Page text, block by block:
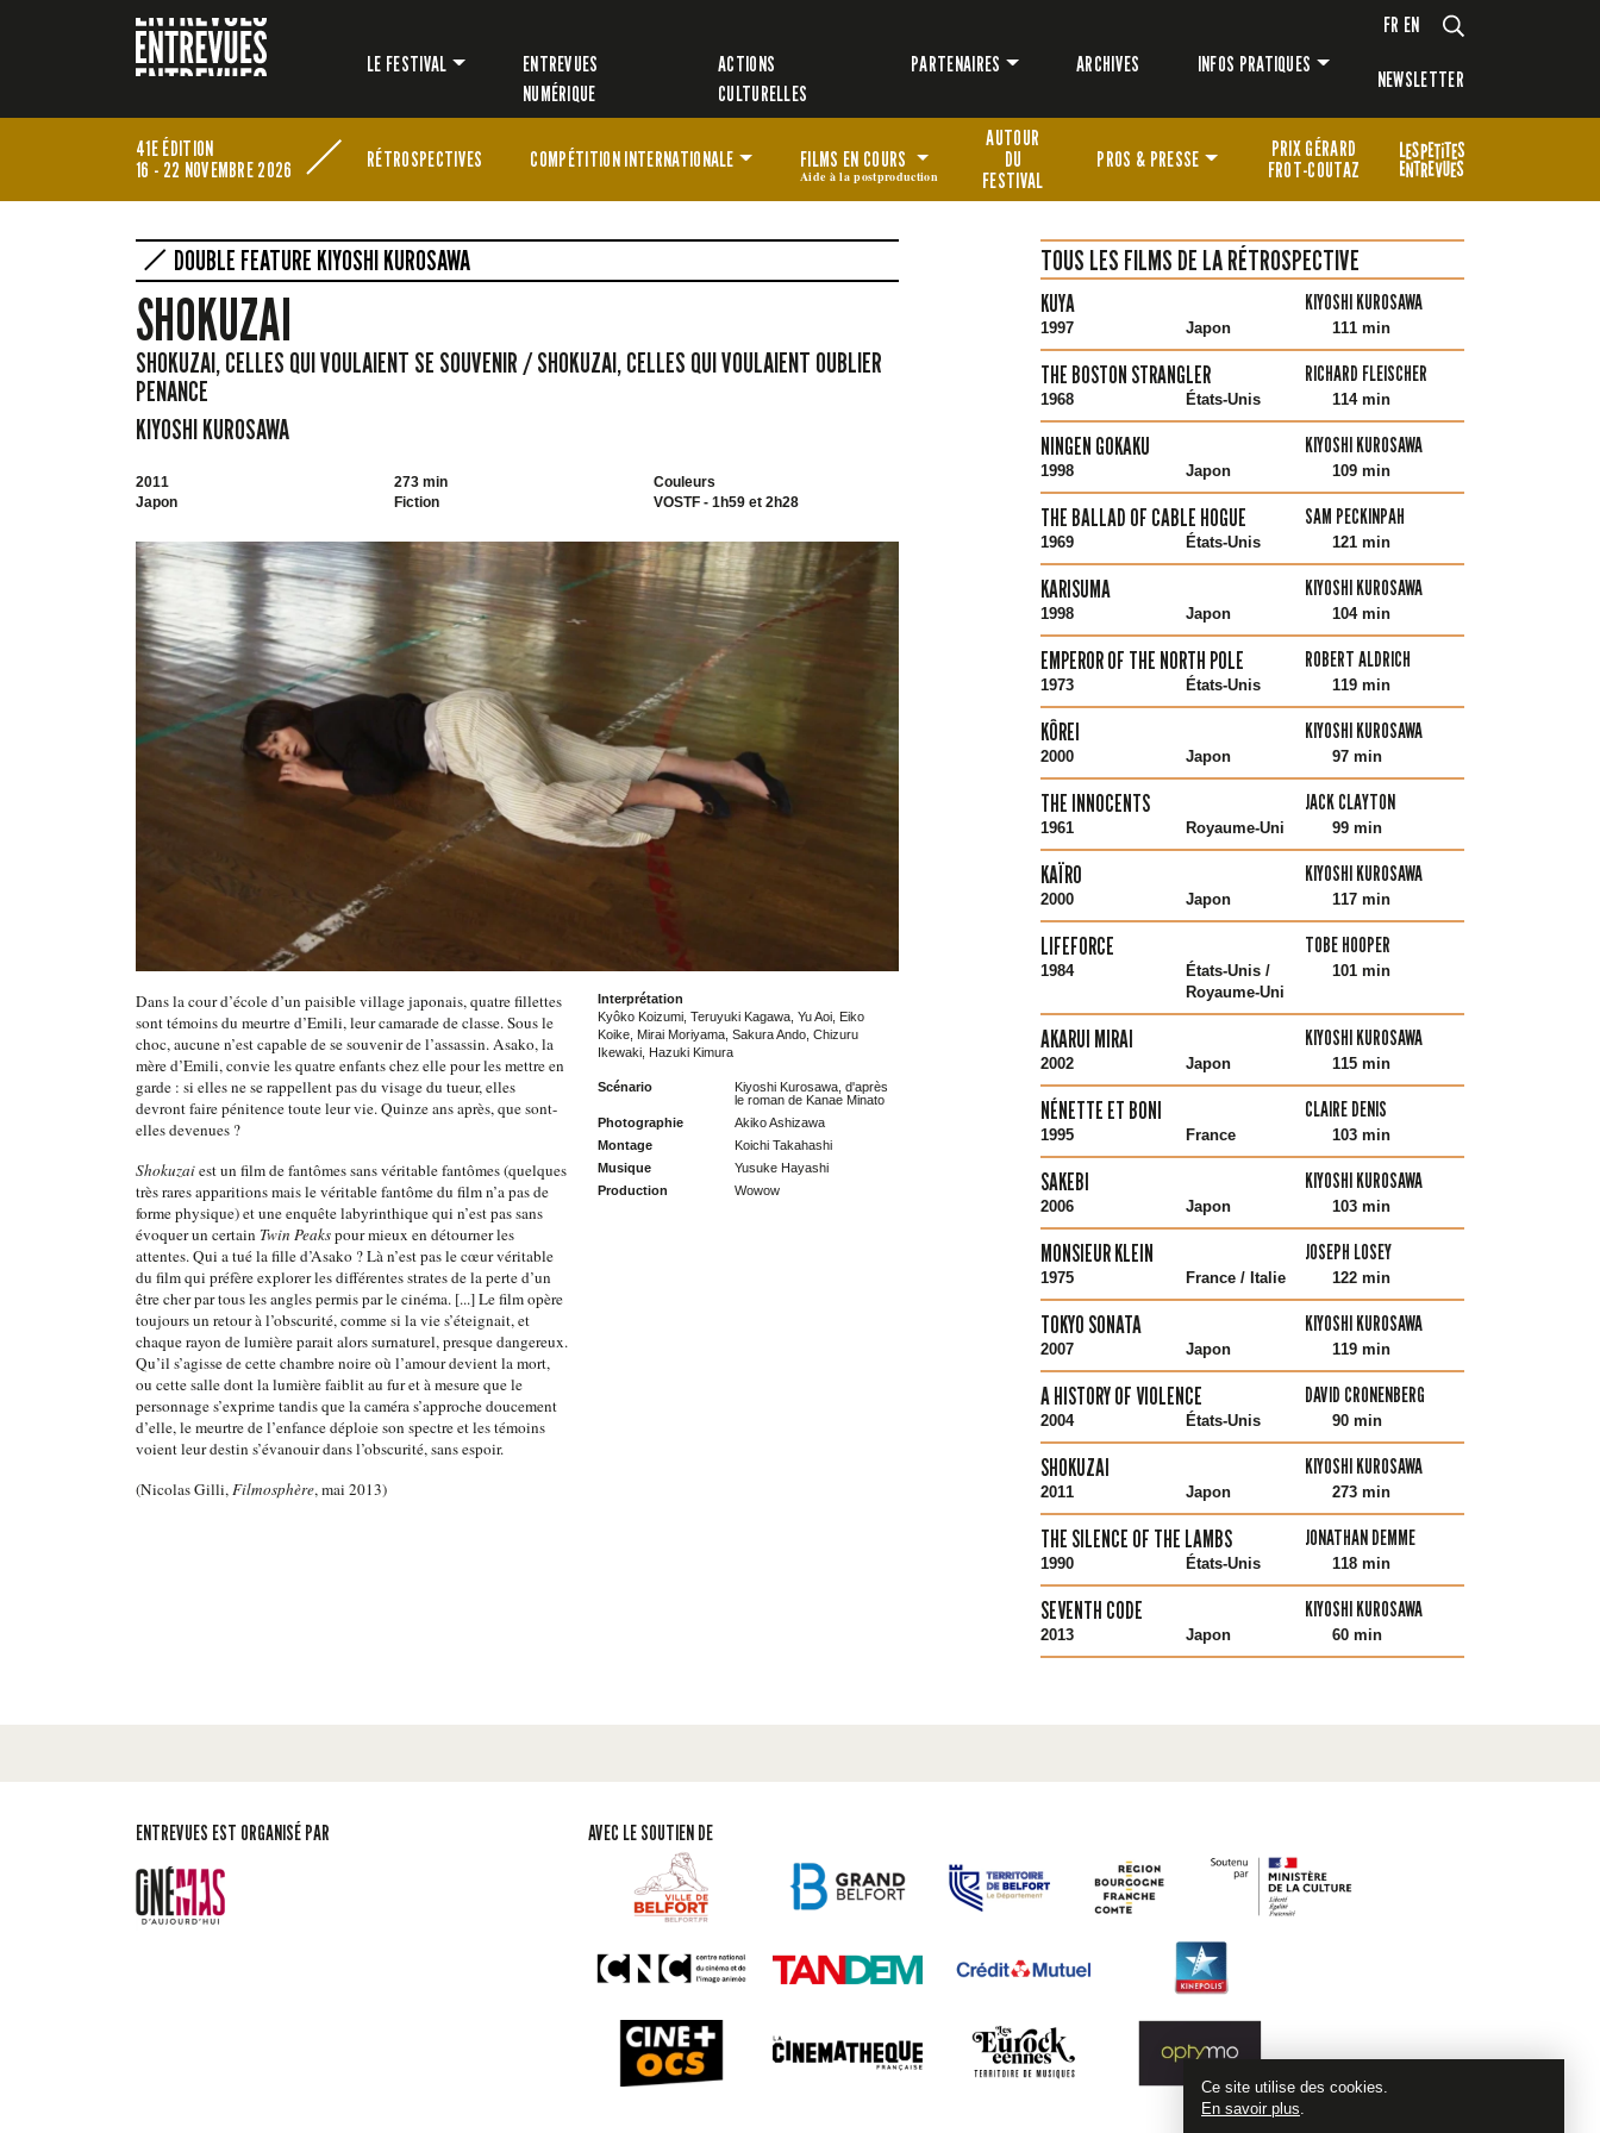
FR EN
LE FESTIVAL
ENTREVUES
NUMÉRIQUE
ACTIONS
CULTURELLES
PARTENAIRES ARCHIVES INFOS PRATIQUES
NEWSLETTER
41E ÉDITION
16 - 22 NOVEMBRE 2026
RÉTROSPECTIVES COMPÉTITIONINTERNATIONALE FILMS EN COURS
Aide à la postproduction
AUTOUR
DU
FESTIVAL
PROS & PRESSE
PRIX GÉRARD
FROT-COUTAZ
DOUBLE FEATURE KIYOSHI KUROSAWA
SHOKUZAI
SHOKUZAI, CELLES QUI VOULAIENT SE SOUVENIR / SHOKUZAI, CELLES QUI VOULAIENT OUBLIER
PENANCE
KIYOSHI KUROSAWA
2011
Japon
273 min
Fiction
Couleurs
VOSTF - 1h59 et 2h28
Dans la cour d’école d’un paisible village japonais, quatre fillettes
sont témoins du meurtre d’Emili, leur camarade de classe. Sous le
choc, aucune n’est capable de se souvenir de l’assassin. Asako, la
mère d’Emili, convie les quatre enfants chez elle pour les mettre en
garde : si elles ne se rappellent pas du visage du tueur, elles
devront faire pénitence toute leur vie. Quinze ans après, que sont-
elles devenues ?
Shokuzaiest un film de fantômes sans véritable fantômes (quelques
très rares apparitions mais le véritable fantôme du film n’a pas de
forme physique) et une enquête labyrinthique qui n’est pas sans
évoquer un certain Twin Peakspour mieux en détourner les
attentes. Qui a tué la fille d’Asako ? Là n’est pas le cœur véritable
du film qui préfère explorer les différentes strates de la perte d’un
être cher par tous les angles permis par le cinéma. [...] Le film opère
toujours un retour à l’obscurité, comme si la vie s’éteignait, et
chaque rayon de lumière parait alors surnaturel, presque dangereux.
Qu’il s’agisse de cette chambre noire où l’amour devient la mort,
ou cette salle dont la lumière faiblit au fur et à mesure que le
personnage s’exprime tandis que la caméra s’approche doucement
d’elle, le meurtre de l’enfance déploie son spectre et les témoins
voient leur destin s’évanouir dans l’obscurité, sans espoir.
(Nicolas Gilli,Filmosphère, mai 2013)
Interprétation
Kyôko Koizumi, Teruyuki Kagawa, Yu Aoi, Eiko
Koike, Mirai Moriyama, Sakura Ando, Chizuru
Ikewaki, Hazuki Kimura
Scénario
Kiyoshi Kurosawa, d'après
le roman de Kanae Minato
Photographie
Akiko Ashizawa
Montage
Koichi Takahashi
Musique
Yusuke Hayashi
Production
Wowow
TOUS LES FILMS DE LA RÉTROSPECTIVE
KUYA KIYOSHI KUROSAWA
1997 Japon 111 min
THE BOSTON STRANGLER RICHARD FLEISCHER
1968 États-Unis 114 min
NINGEN GOKAKU KIYOSHI KUROSAWA
1998 Japon 109 min
THE BALLAD OF CABLE HOGUE SAM PECKINPAH
1969 États-Unis 121 min
KARISUMA KIYOSHI KUROSAWA
1998 Japon 104 min
EMPEROR OF THE NORTH POLE ROBERT ALDRICH
1973 États-Unis 119 min
KÔREI KIYOSHI KUROSAWA
2000 Japon 97 min
THE INNOCENTS JACK CLAYTON
1961 Royaume-Uni 99 min
KAÏRO KIYOSHI KUROSAWA
2000 Japon 117 min
LIFEFORCE TOBE HOOPER
1984
États-Unis /
Royaume-Uni
101 min
AKARUI MIRAI KIYOSHI KUROSAWA
2002 Japon 115 min
NÉNETTE ET BONI CLAIRE DENIS
1995 France 103 min
SAKEBI KIYOSHI KUROSAWA
2006 Japon 103 min
MONSIEUR KLEIN JOSEPH LOSEY
1975 France / Italie 122 min
TOKYO SONATA KIYOSHI KUROSAWA
2007 Japon 119 min
A HISTORY OF VIOLENCE DAVID CRONENBERG
2004 États-Unis 90 min
SHOKUZAI KIYOSHI KUROSAWA
2011 Japon 273 min
THE SILENCE OF THE LAMBS JONATHAN DEMME
1990 États-Unis 118 min
SEVENTH CODE KIYOSHI KUROSAWA
2013 Japon 60 min
ENTREVUES EST ORGANISÉ PAR AVEC LE SOUTIEN DE
Ce site utilise des cookies.
En savoir plus.